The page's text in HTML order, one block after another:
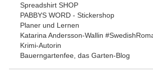
Spreadshirt SHOP
PABBYS WORD - Stickershop
Planer und Lernen
Katarina Andersson-Wallin
Krimi-Autorin
Bauerngartenfee, das Garten-Blog